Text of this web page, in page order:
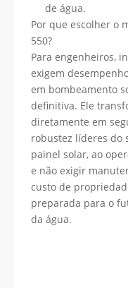
de água.
Por que escolher o
550?
Para engenheiros,
exigem
em bombeamento
definitiva. Ele
diretamente em
robustez líderes do
painel solar, ao
e não exigir
custo de
preparada para o
da água.